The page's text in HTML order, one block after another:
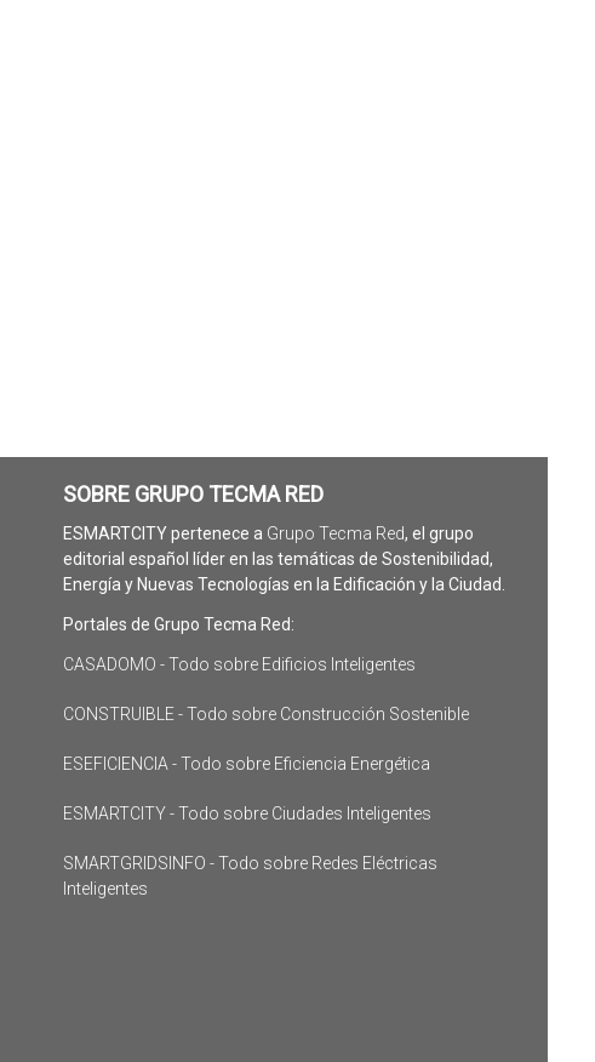
SOBRE GRUPO TECMA RED
ESMARTCITY pertenece a Grupo Tecma Red, el grupo
editorial español líder en las temáticas de Sostenibilidad,
Energía y Nuevas Tecnologías en la Edificación y la Ciudad.
Portales de Grupo Tecma Red:
CASADOMO - Todo sobre Edificios Inteligentes
CONSTRUIBLE - Todo sobre Construcción Sostenible
ESEFICIENCIA - Todo sobre Eficiencia Energética
ESMARTCITY - Todo sobre Ciudades Inteligentes
SMARTGRIDSINFO - Todo sobre Redes Eléctricas
Inteligentes